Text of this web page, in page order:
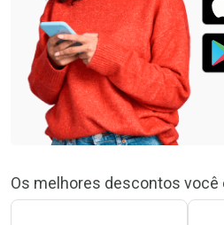
Os melhores descontos você